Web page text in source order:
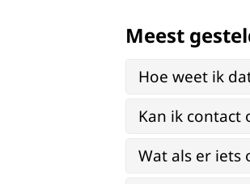
Meest
Hoe weet ik
Kan ik contact
Wat als er iets